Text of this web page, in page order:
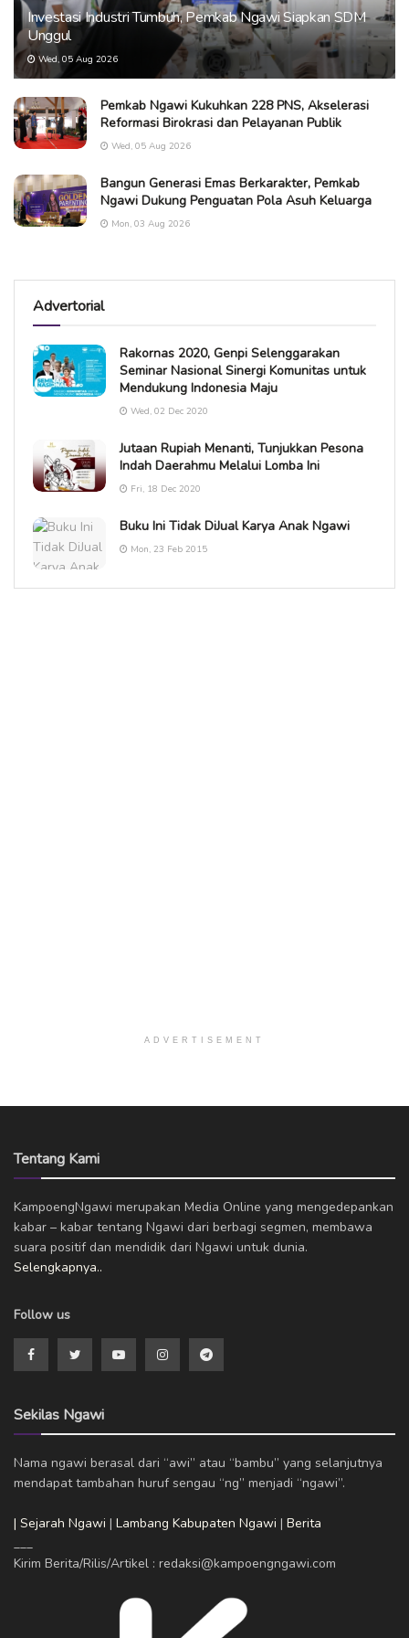
Investasi Industri Tumbuh, Pemkab Ngawi Siapkan SDM
Unggul
Wed, 05 Aug 2026
Pemkab Ngawi Kukuhkan 228 PNS, Akselerasi
Reformasi Birokrasi dan Pelayanan Publik
Wed, 05 Aug 2026
Bangun Generasi Emas Berkarakter, Pemkab
Ngawi Dukung Penguatan Pola Asuh Keluarga
Mon, 03 Aug 2026
Advertorial
Rakornas 2020, Genpi Selenggarakan
Seminar Nasional Sinergi Komunitas untuk
Mendukung Indonesia Maju
Wed, 02 Dec 2020
Jutaan Rupiah Menanti, Tunjukkan Pesona
Indah Daerahmu Melalui Lomba Ini
Fri, 18 Dec 2020
Buku Ini Tidak DiJual Karya Anak Ngawi
Mon, 23 Feb 2015
ADVERTISEMENT
Tentang Kami
KampoengNgawi merupakan Media Online yang mengedepankan
kabar – kabar tentang Ngawi dari berbagi segmen, membawa
suara positif dan mendidik dari Ngawi untuk dunia.
Selengkapnya..
Follow us
Sekilas Ngawi
Nama ngawi berasal dari “awi” atau “bambu” yang selanjutnya
mendapat tambahan huruf sengau “ng” menjadi “ngawi”.
| Sejarah Ngawi | Lambang Kabupaten Ngawi | Berita
___
Kirim Berita/Rilis/Artikel : redaksi@kampoengngawi.com